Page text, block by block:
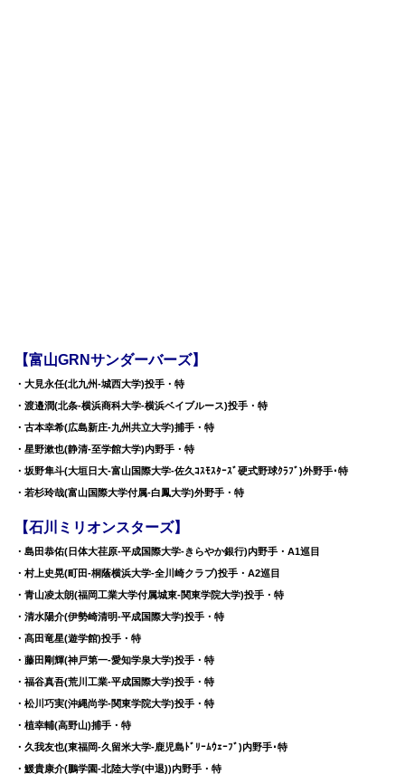
【富山GRNサンダーバーズ】
・大見永任(北九州-城西大学)投手・特
・渡邉潤(北条-横浜商科大学-横浜ベイブルース)投手・特
・古本幸希(広島新庄-九州共立大学)捕手・特
・星野漱也(静清-至学館大学)内野手・特
・坂野隼斗(大垣日大-富山国際大学-佐久ｺｽﾓｽﾀｰｽﾞ硬式野球ｸﾗﾌﾞ)外野手･特
・若杉玲哉(富山国際大学付属-白鳳大学)外野手・特
【石川ミリオンスターズ】
・島田恭佑(日体大荏原-平成国際大学-きらやか銀行)内野手・A1巡目
・村上史晃(町田-桐蔭横浜大学-全川崎クラブ)投手・A2巡目
・青山凌太朗(福岡工業大学付属城東-関東学院大学)投手・特
・清水陽介(伊勢崎清明-平成国際大学)投手・特
・髙田竜星(遊学館)投手・特
・藤田剛輝(神戸第一-愛知学泉大学)投手・特
・福谷真吾(荒川工業-平成国際大学)投手・特
・松川巧実(沖縄尚学-関東学院大学)投手・特
・植幸輔(高野山)捕手・特
・久我友也(東福岡-久留米大学-鹿児島ﾄﾞﾘｰﾑｳｪｰﾌﾞ)内野手･特
・鰀貴康介(鵬学園-北陸大学(中退))内野手・特